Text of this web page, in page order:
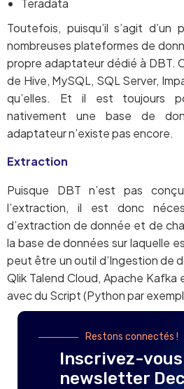
Teradata
Toutefois, puisqu’il s’agit
nombreuses plateformes de
propre adaptateur dédié à DBT.
de Hive, MySQL, SQL Server,
qu’elles. Et il est toujours
nativement une base de
adaptateur n’existe pas encore.
Extraction
Puisque DBT n’est pas
l’extraction, il est donc
d’extraction de donnée et de
la base de données sur laquelle
peut être un outil d’Ingestion de
Qlik Talend Cloud, Apache
avec du Script (Python par
Restons connectés !
Inscrivez-
newsletter